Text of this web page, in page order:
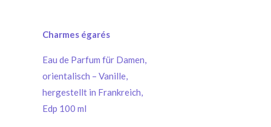
Charmes égarés
Eau de Parfum für Damen,
orientalisch – Vanille,
hergestellt in Frankreich,
Edp 100 ml